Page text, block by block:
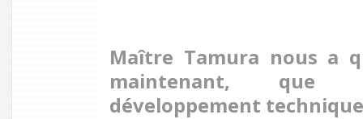
Maître Tamura nous a
maintenant, que
développement technique